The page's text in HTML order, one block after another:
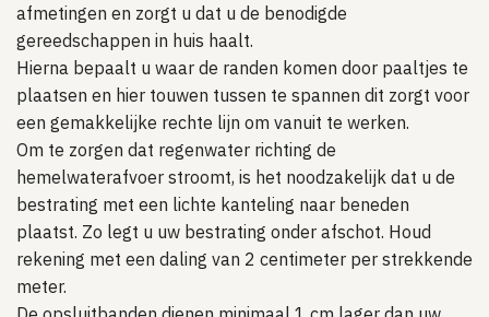
afmetingen en zorgt u dat u de benodigde
gereedschappen in huis haalt.
Hierna bepaalt u waar de randen komen door paaltjes te
plaatsen en hier touwen tussen te spannen dit zorgt voor
een gemakkelijke rechte lijn om vanuit te werken.
Om te zorgen dat regenwater richting de
hemelwaterafvoer stroomt, is het noodzakelijk dat u de
bestrating met een lichte kanteling naar beneden
plaatst. Zo legt u uw bestrating onder afschot. Houd
rekening met een daling van 2 centimeter per strekkende
meter.